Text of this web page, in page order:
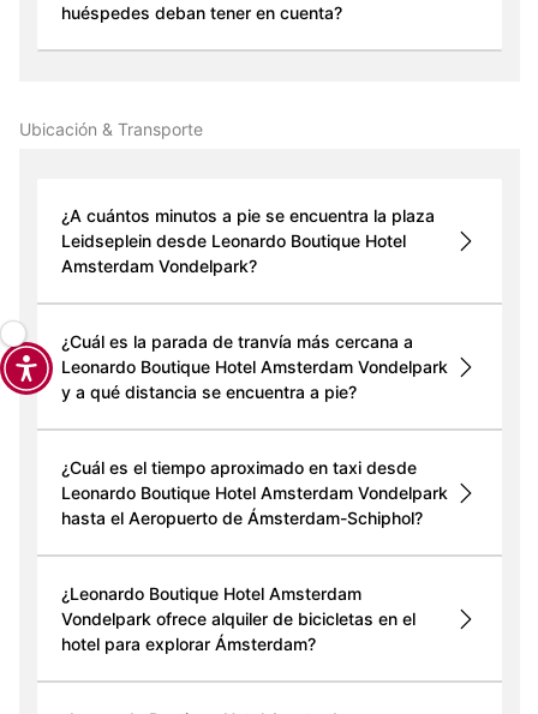
huéspedes deban tener en cuenta?
Ubicación & Transporte
¿A cuántos minutos a pie se encuentra la plaza
Leidseplein desde Leonardo Boutique Hotel
Amsterdam Vondelpark?
¿Cuál es la parada de tranvía más cercana a
Leonardo Boutique Hotel Amsterdam Vondelpark
y a qué distancia se encuentra a pie?
¿Cuál es el tiempo aproximado en taxi desde
Leonardo Boutique Hotel Amsterdam Vondelpark
hasta el Aeropuerto de Ámsterdam-Schiphol?
¿Leonardo Boutique Hotel Amsterdam
Vondelpark ofrece alquiler de bicicletas en el
hotel para explorar Ámsterdam?